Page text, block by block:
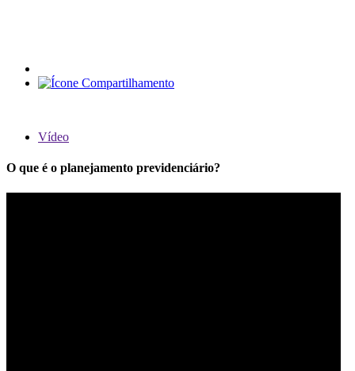
Vídeo
O que é o planejamento previdenciário?